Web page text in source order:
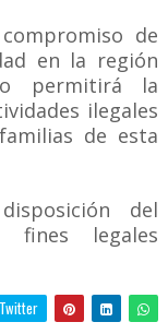
de
en la región
permitirá la
ilegales
de esta
del
fines legales
Twitter